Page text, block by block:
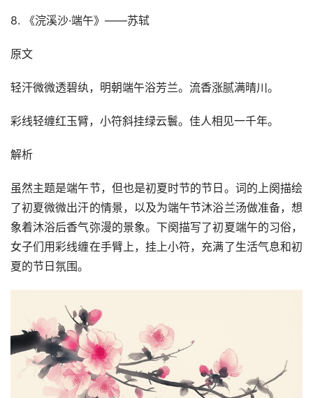
8. 《浣溪沙·端午》——苏轼
原文
轻汗微微透碧纨，明朝端午浴芳兰。流香涨腻满晴川。
彩线轻缠红玉臂，小符斜挂绿云鬟。佳人相见一千年。
解析
虽然主题是端午节，但也是初夏时节的节日。词的上阕描绘
了初夏微微出汗的情景，以及为端午节沐浴兰汤做准备，想
象着沐浴后香气弥漫的景象。下阕描写了初夏端午的习俗，
女子们用彩线缠在手臂上，挂上小符，充满了生活气息和初
夏的节日氛围。